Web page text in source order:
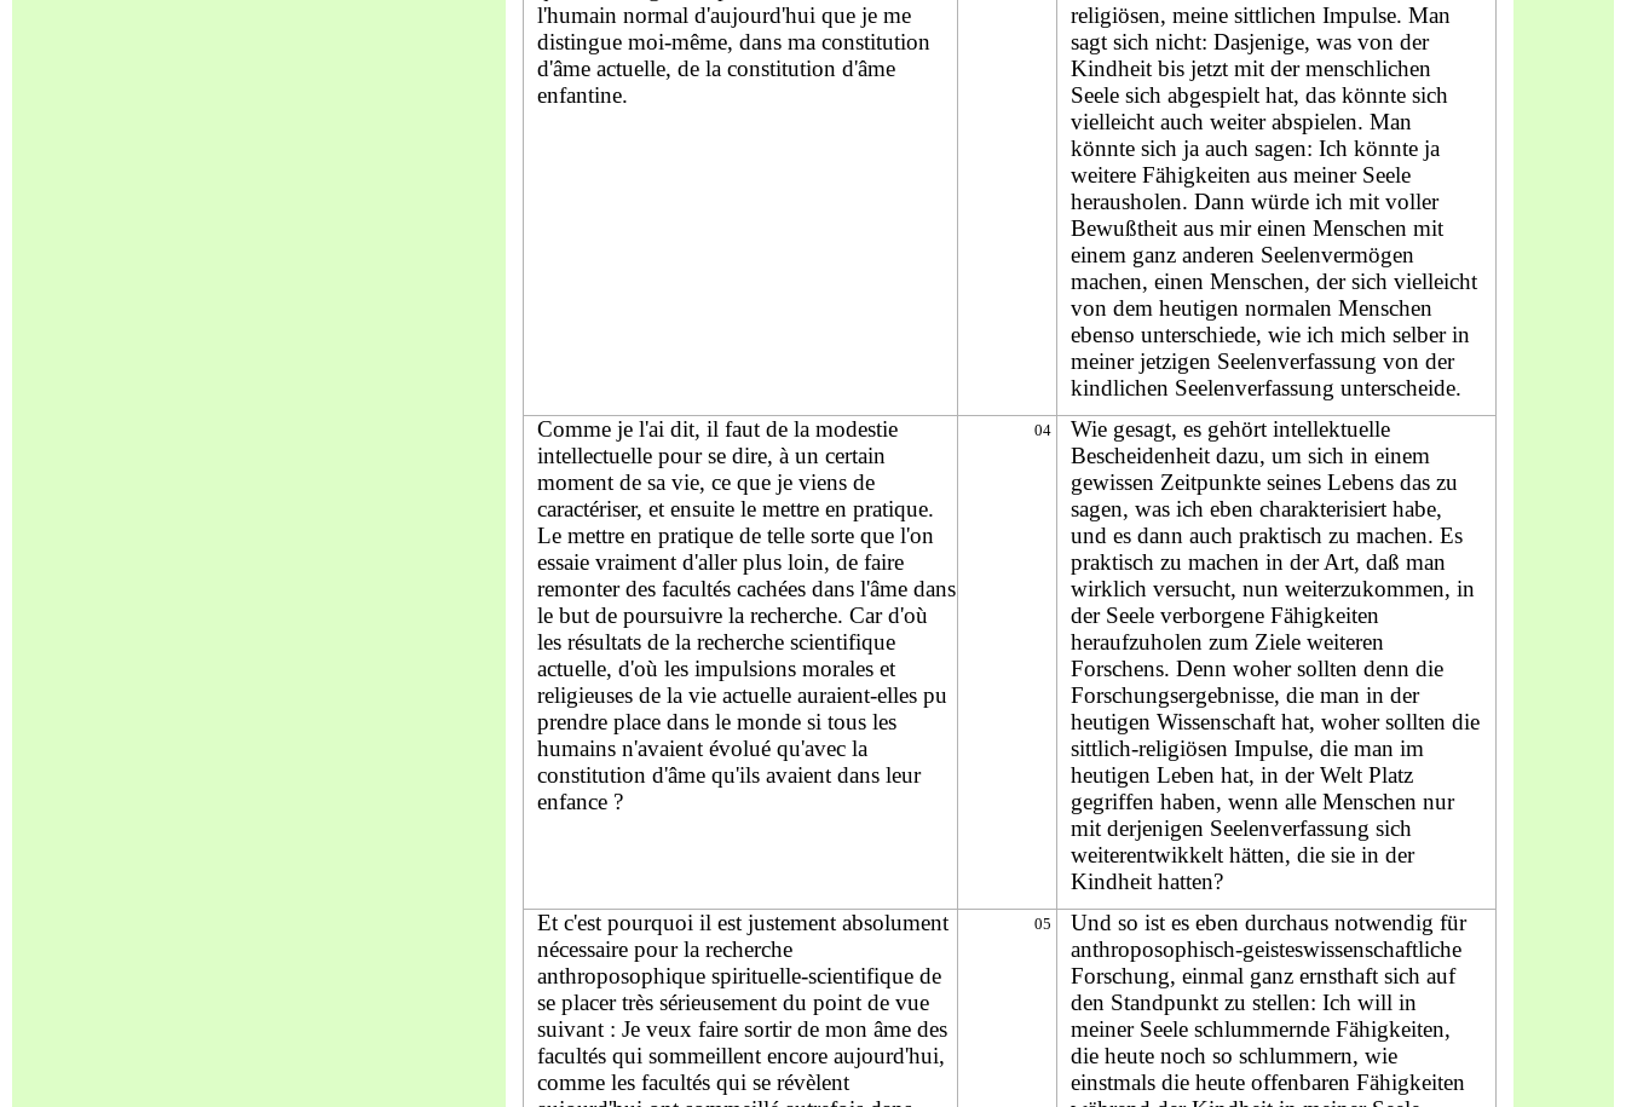
l'humain normal d'aujourd'hui que je me
distingue moi-même, dans ma constitution
d'âme actuelle, de la constitution d'âme
enfantine.
religiösen, meine sittlichen Impulse. Man
sagt sich nicht: Dasjenige, was von der
Kindheit bis jetzt mit der menschlichen
Seele sich abgespielt hat, das könnte sich
vielleicht auch weiter abspielen. Man
könnte sich ja auch sagen: Ich könnte ja
weitere Fähigkeiten aus meiner Seele
herausholen. Dann würde ich mit voller
Bewußtheit aus mir einen Menschen mit
einem ganz anderen Seelenvermögen
machen, einen Menschen, der sich vielleicht
von dem heutigen normalen Menschen
ebenso unterschiede, wie ich mich selber in
meiner jetzigen Seelenverfassung von der
kindlichen Seelenverfassung unterscheide.
Comme je l'ai dit, il faut de la modestie
intellectuelle pour se dire, à un certain
moment de sa vie, ce que je viens de
caractériser, et ensuite le mettre en pratique.
Le mettre en pratique de telle sorte que l'on
essaie vraiment d'aller plus loin, de faire
remonter des facultés cachées dans l'âme dans
le but de poursuivre la recherche. Car d'où
les résultats de la recherche scientifique
actuelle, d'où les impulsions morales et
religieuses de la vie actuelle auraient-elles pu
prendre place dans le monde si tous les
humains n'avaient évolué qu'avec la
constitution d'âme qu'ils avaient dans leur
enfance ?
04
Wie gesagt, es gehört intellektuelle
Bescheidenheit dazu, um sich in einem
gewissen Zeitpunkte seines Lebens das zu
sagen, was ich eben charakterisiert habe,
und es dann auch praktisch zu machen. Es
praktisch zu machen in der Art, daß man
wirklich versucht, nun weiterzukommen, in
der Seele verborgene Fähigkeiten
heraufzuholen zum Ziele weiteren
Forschens. Denn woher sollten denn die
Forschungsergebnisse, die man in der
heutigen Wissenschaft hat, woher sollten die
sittlich-religiösen Impulse, die man im
heutigen Leben hat, in der Welt Platz
gegriffen haben, wenn alle Menschen nur
mit derjenigen Seelenverfassung sich
weiterentwikkelt hätten, die sie in der
Kindheit hatten?
Et c'est pourquoi il est justement absolument
nécessaire pour la recherche
anthroposophique spirituelle-scientifique de
se placer très sérieusement du point de vue
suivant : Je veux faire sortir de mon âme des
facultés qui sommeillent encore aujourd'hui,
comme les facultés qui se révèlent
05
Und so ist es eben durchaus notwendig für
anthroposophisch-geisteswissenschaftliche
Forschung, einmal ganz ernsthaft sich auf
den Standpunkt zu stellen: Ich will in
meiner Seele schlummernde Fähigkeiten,
die heute noch so schlummern, wie
einstmals die heute offenbaren Fähigkeiten